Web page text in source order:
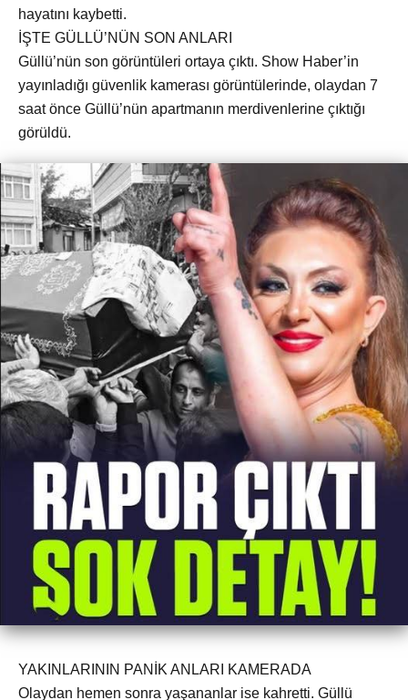
hayatını kaybetti.
İŞTE GÜLLÜ’NÜN SON ANLARI
Güllü’nün son görüntüleri ortaya çıktı. Show Haber’in
yayınladığı güvenlik kamerası görüntülerinde, olaydan 7
saat önce Güllü’nün apartmanın merdivenlerine çıktığı
görüldü.
YAKINLARININ PANİK ANLARI KAMERADA
Olaydan hemen sonra yaşananlar ise kahretti. Güllü